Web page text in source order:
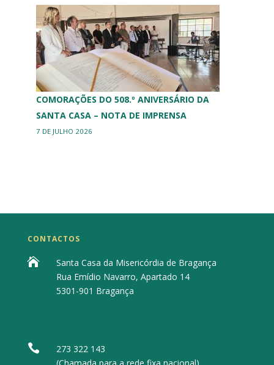
ERPI
COMORAÇÕES DO 508.º ANIVERSÁRIO DA
SANTA CASA – NOTA DE IMPRENSA
7 DE JULHO 2026
CONTACTOS

Santa Casa da Misericórdia de Bragança
Rua Emídio Navarro, Apartado 14
5301-901 Bragança

273 322 143